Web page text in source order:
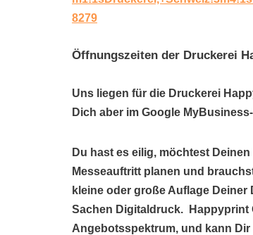
8279
Öffnungszeiten der Druckerei
Uns liegen für die Druckerei
Dich aber im Google
Du hast es eilig, möchtest
Messeauftritt planen und
kleine oder große Auflage
Sachen Digitaldruck. Happyprint
Angebotsspektrum, und kann